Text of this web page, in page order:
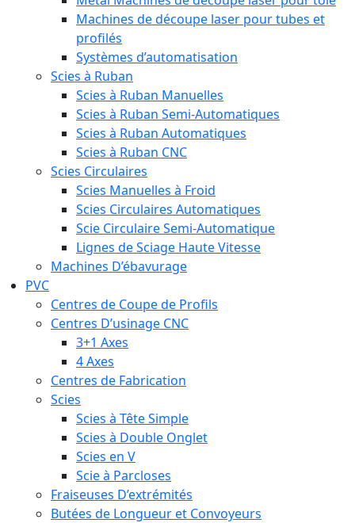
Machines de découpe laser pour tubes et
profilés
Systèmes d’automatisation
Scies à Ruban
Scies à Ruban Manuelles
Scies à Ruban Semi-Automatiques
Scies à Ruban Automatiques
Scies à Ruban CNC
Scies Circulaires
Scies Manuelles à Froid
Scies Circulaires Automatiques
Scie Circulaire Semi-Automatique
Lignes de Sciage Haute Vitesse
Machines D’ébavurage
PVC
Centres de Coupe de Profils
Centres D’usinage CNC
3+1 Axes
4 Axes
Centres de Fabrication
Scies
Scies à Tête Simple
Scies à Double Onglet
Scies en V
Scie à Parcloses
Fraiseuses D’extrémités
Butées de Longueur et Convoyeurs